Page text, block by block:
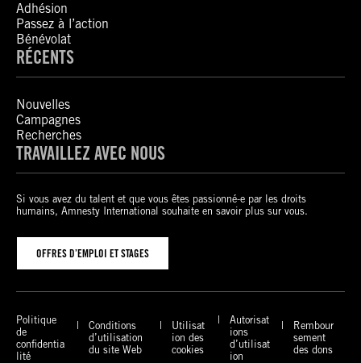
Adhésion
Passez à l’action
Bénévolat
RÉCENTS
Nouvelles
Campagnes
Recherches
TRAVAILLEZ AVEC NOUS
Si vous avez du talent et que vous êtes passionné-e par les droits
humains, Amnesty International souhaite en savoir plus sur vous.
OFFRES D’EMPLOI ET STAGES
Politique
de
confidentia
lité
Conditions
d’utilisation
du site Web
Utilisat
ion des
cookies
Autorisat
ions
d’utilisat
ion
Rembour
sement
des dons